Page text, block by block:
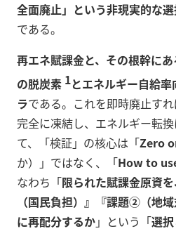
全面廃止」という非現実的な
である。
再エネ賦課金と、その根幹に
の脱炭素 1とエネルギー自給
ラである。これを即時廃止す
完全に凍結し、エネルギー転
て、「検証」の核心は「Zero
か）」ではなく、「How to
なわち「限られた賦課金原資
（国民負担）』『課題②（地
に再配分するか」という「選